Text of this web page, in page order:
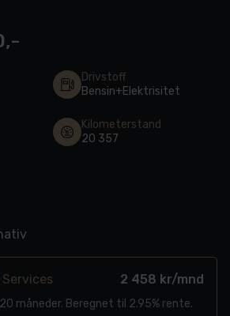
Drivstoff
Bensin+Elektrisitet
Kilometerstand
20 357
2 458 kr/mnd
måneder. Beregnet til 2.95% rente.